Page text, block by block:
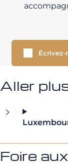
Écrivez-
Aller
Foire